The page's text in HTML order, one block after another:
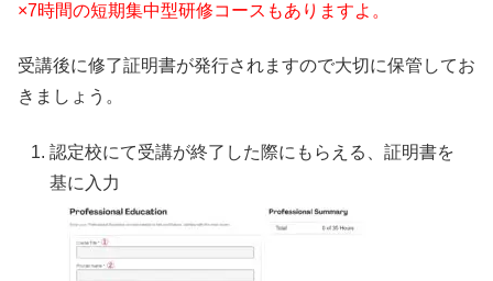
×7時間の短期集中型研修コースもありますよ。
受講後に修了証明書が発行されますので大切に保管してお
きましょう。
認定校にて受講が終了した際にもらえる、証明書を
基に入力